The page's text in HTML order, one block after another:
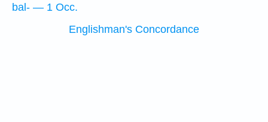
bal- — 1 Occ.
Englishman's Concordance